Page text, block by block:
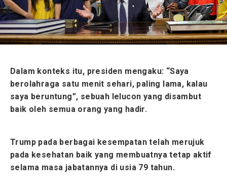
Dalam konteks itu, presiden mengaku: “Saya
berolahraga satu menit sehari, paling lama, kalau
saya beruntung”, sebuah lelucon yang disambut
baik oleh semua orang yang hadir.
Trump pada berbagai kesempatan telah merujuk
pada kesehatan baik yang membuatnya tetap aktif
selama masa jabatannya di usia 79 tahun.